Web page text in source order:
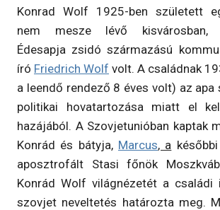
Konrad Wolf 1925-ben született
nem mesze lévő kisvárosban,
Édesapja zsidó származású
író Friedrich Wolf volt. A családnak
a leendő rendező 8 éves volt) az apa
politikai hovatartozása miatt el
hazájából. A Szovjetunióban kaptak
Konrád és bátyja, Marcus, a
aposztrofált Stasi főnök
Konrád Wolf világnézetét a
szovjet neveltetés határozta meg.